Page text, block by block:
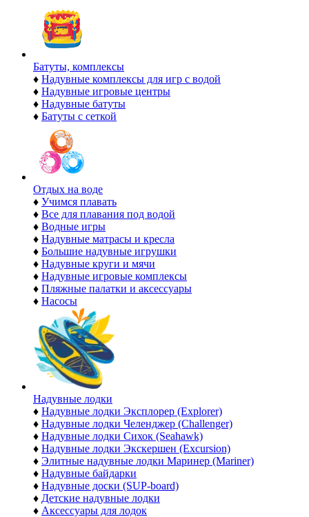
Батуты, комплексы
♦ Надувные комплексы для игр с водой
♦ Надувные игровые центры
♦ Надувные батуты
♦ Батуты с сеткой
Отдых на воде
♦ Учимся плавать
♦ Все для плавания под водой
♦ Водные игры
♦ Надувные матрасы и кресла
♦ Большие надувные игрушки
♦ Надувные круги и мячи
♦ Надувные игровые комплексы
♦ Пляжные палатки и аксессуары
♦ Насосы
Надувные лодки
♦ Надувные лодки Эксплорер (Explorer)
♦ Надувные лодки Челенджер (Challenger)
♦ Надувные лодки Сихок (Seahawk)
♦ Надувные лодки Экскершен (Excursion)
♦ Элитные надувные лодки Маринер (Mariner)
♦ Надувные байдарки
♦ Надувные доски (SUP-board)
♦ Детские надувные лодки
♦ Аксессуары для лодок